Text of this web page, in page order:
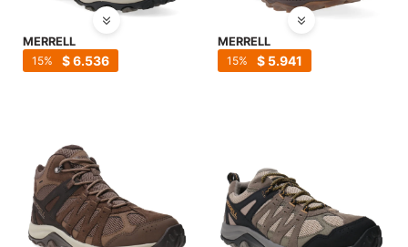
MERRELL
$6.536
15
MERRELL
$ 5.941
15